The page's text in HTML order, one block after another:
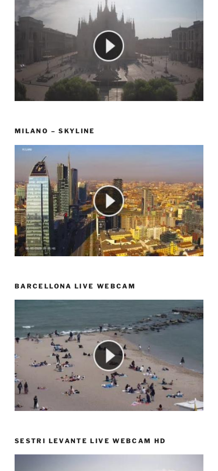
MILANO – SKYLINE
BARCELLONA LIVE WEBCAM
SESTRI LEVANTE LIVE WEBCAM HD